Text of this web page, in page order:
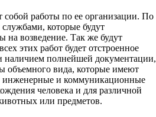
собой работы по ее организации. По
которые будут
на возведение. Так же будут
этих работ будет отстроенное
наличием полнейшей документации,
объемного вида, которые имеют
инженерные и коммуникационные
человека и для различной
или предметов.